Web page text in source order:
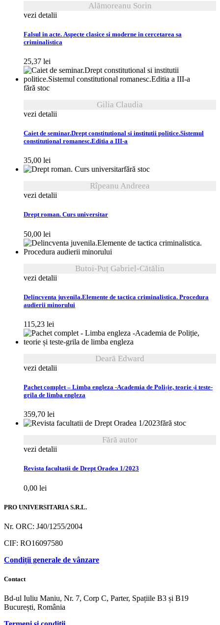
Alămoreanu Sorin
vezi detalii
Falsul in acte. Aspecte clasice si moderne in cercetarea sa
criminalistica
25,37 lei
fără stoc
Gilia Claudia
vezi detalii
Caiet de seminar.Drept constitutional si institutii politice.Sistemul
constitutional romanesc.Editia a III-a
35,00 lei
fără stoc
Rîpeanu Andreea
vezi detalii
Drept roman. Curs universitar
50,00 lei
Butoi-Puț Gabriel-Cătălin
vezi detalii
Delincventa juvenila.Elemente de tactica criminalistica. Procedura
audierii minorului
115,23 lei
Deară Edward
vezi detalii
Pachet complet – Limba engleza -Academia de Poliție, teorie și teste-
grila de limba engleza
359,70 lei
fără stoc
Fără autor
vezi detalii
Revista facultatii de Drept Oradea 1/2023
0,00 lei
PRO UNIVERSITARIA S.R.L.
Nr. ORC: J40/1255/2004
CIF: RO16097580
Condiții generale de vânzare
Contact
Bd-ul Iuliu Maniu, Nr. 7, Corp C, Parter, Spațiile B3 și B19
București, România